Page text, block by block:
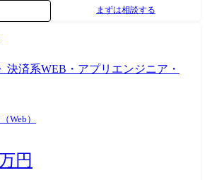
バーと連携を取りながらプロジェクト成功に
応じて要件定義から設計・製造・試験まで一
個々の適性や希望を考慮しながら開発のスピ
、Laravel、独自FW DB:MySQL、
Enterprise、Atlassian Confluence、Jira、
弊社で行っているため、状況に応じて、様々
アント課題に対してアプローチしています。
まずは相談する
決済系WEB・アプリエンジニア・
Web）
円